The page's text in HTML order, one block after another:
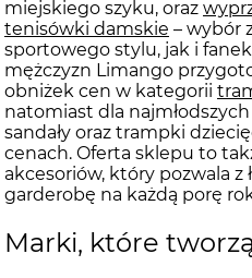
miejskiego szyku, oraz
tenisówki damskie – wybór
sportowego stylu, jak i
mężczyzn Limango
obniżek cen w kategorii
natomiast dla
sandały oraz trampki
cenach. Oferta sklepu to
akcesoriów, który pozwala
garderobę na każdą porę
Marki, które